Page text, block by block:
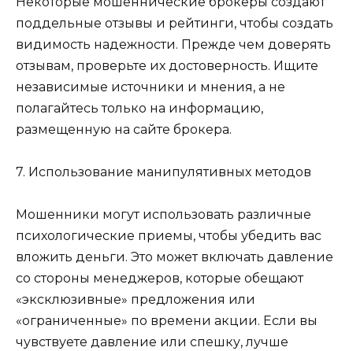
поддельные отзывы и рейтинги, чтобы создать
видимость надежности. Прежде чем доверять
отзывам, проверьте их достоверность. Ищите
независимые источники и мнения, а не
полагайтесь только на информацию,
размещенную на сайте брокера.
7. Использование манипулятивных методов
Мошенники могут использовать различные
психологические приемы, чтобы убедить вас
вложить деньги. Это может включать давление
со стороны менеджеров, которые обещают
«эксклюзивные» предложения или
«ограниченные» по времени акции. Если вы
чувствуете давление или спешку, лучше